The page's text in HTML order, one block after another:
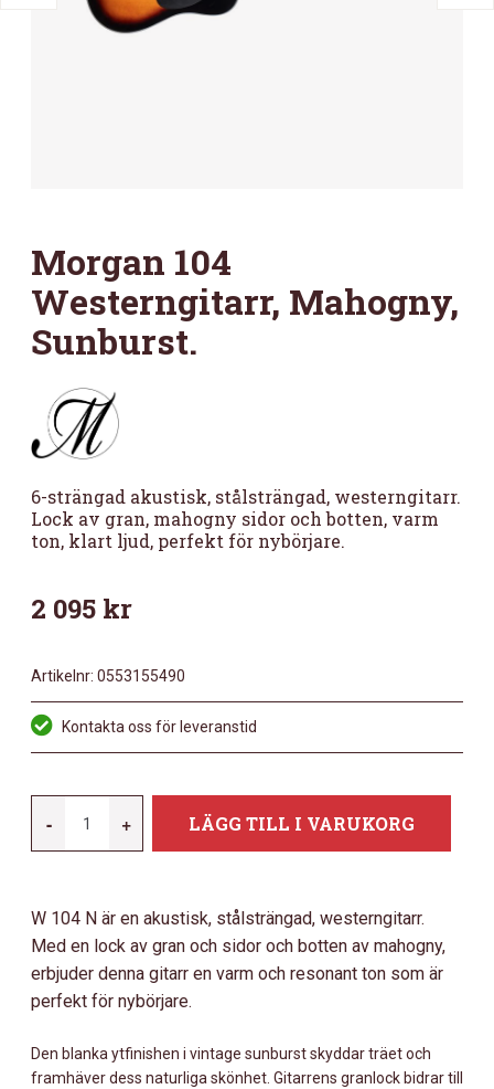
Morgan 104
Westerngitarr, Mahogny,
Sunburst.
6-strängad akustisk, stålsträngad, westerngitarr.
Lock av gran, mahogny sidor och botten, varm
ton, klart ljud, perfekt för nybörjare.
2 095 kr
Artikelnr: 0553155490
Kontakta oss för leveranstid
-
SUNBURST.
MÄNGD
+ LÄGG TILL I VARUKORG
W 104 N är en akustisk, stålsträngad, westerngitarr.
Med en lock av gran och sidor och botten av mahogny,
erbjuder denna gitarr en varm och resonant ton som är
perfekt för nybörjare.
Den blanka ytfinishen i vintage sunburst skyddar träet och
framhäver dess naturliga skönhet. Gitarrens granlock bidrar till